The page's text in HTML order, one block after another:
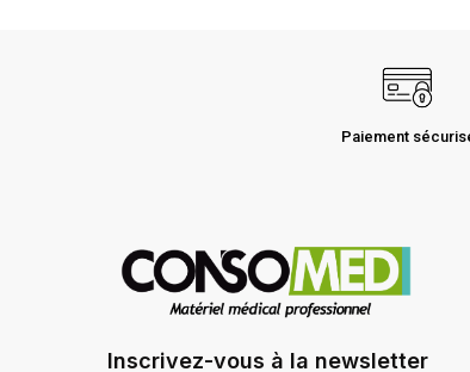
Paiement
Inscrivez-vous à la newsletter